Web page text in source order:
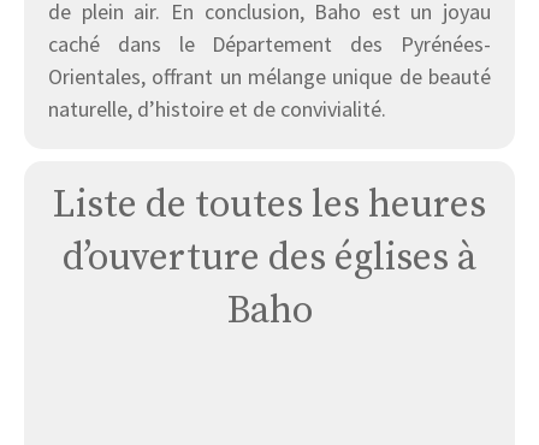
de plein air. En conclusion, Baho est un joyau
caché dans le Département des Pyrénées-
Orientales, offrant un mélange unique de beauté
naturelle, d’histoire et de convivialité.
Liste de toutes les heures
d’ouverture des églises à
Baho